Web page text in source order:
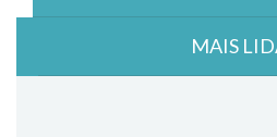
MAIS